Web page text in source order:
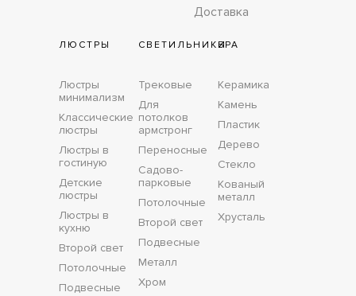
Доставка
ЛЮСТРЫ
Люстры
минимализм
Классические
люстры
Люстры в
гостиную
Детские
люстры
Люстры в
кухню
Второй свет
Потолочные
Подвесные
СВЕТИЛЬНИКИ
Трековые
Для
потолков
армстронг
Переносные
Садово-
парковые
Потолочные
Второй свет
Подвесные
Металл
Хром
БРА
Керамика
Камень
Пластик
Дерево
Стекло
Кованый
металл
Хрусталь